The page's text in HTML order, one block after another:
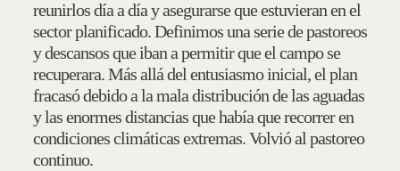
reunirlos día a día y asegurarse que estuvieran en el
sector planificado. Definimos una serie de pastoreos
y descansos que iban a permitir que el campo se
recuperara. Más allá del entusiasmo inicial, el plan
fracasó debido a la mala distribución de las aguadas
y las enormes distancias que había que recorrer en
condiciones climáticas extremas. Volvió al pastoreo
continuo.